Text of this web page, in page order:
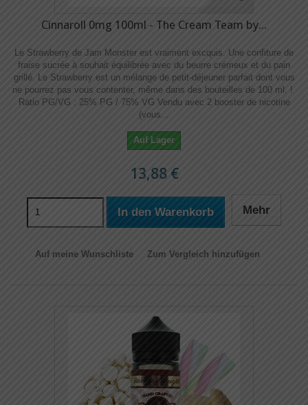
Cinnaroll 0mg 100ml - The Cream Team by...
Le Strawberry de Jam Monster est vraiment excquis. Une confiture de
fraise sucrée à souhait équilibrée avec du beurre crémeux et du pain
grillé. Le Strawberry est un mélange de petit-déjeuner parfait dont vous
ne pourrez pas vous contenter, même dans des bouteilles de 100 ml. !
Ratio PG/VG : 25% PG / 75% VG Vendu avec 2 booster de nicotine
(vous...
Auf Lager
13,88 €
In den Warenkorb Mehr
Auf meine Wunschliste Zum Vergleich hinzufügen